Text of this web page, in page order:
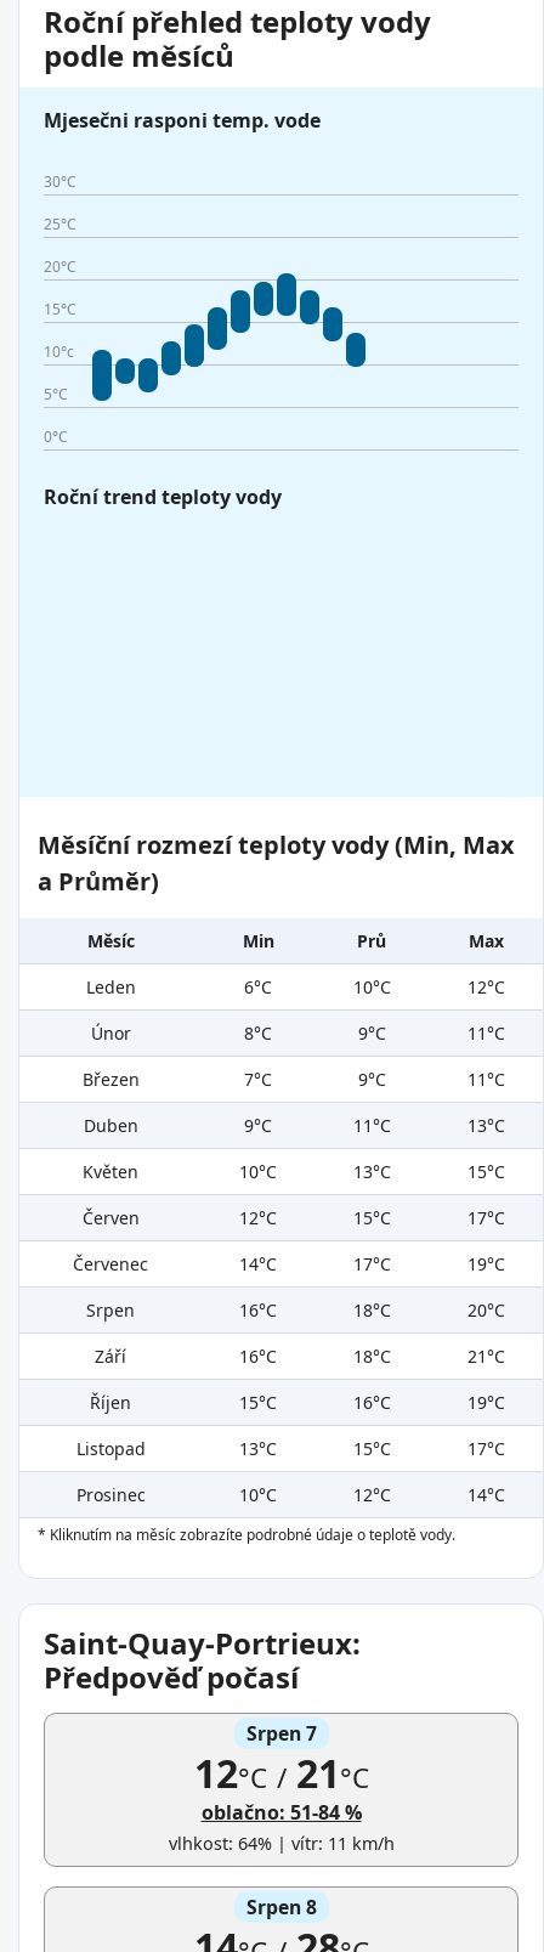
Roční přehled teploty vody
podle měsíců
Mjesečni rasponi temp. vode
30°C
25°C
20°C
15°C
10°c
5°C
0°C
Roční trend teploty vody
Měsíční rozmezí teploty vody (Min, Max
a Průměr)
Měsíc Min Prů
Max
Leden
6°C 10°C
12°C
Únor
8°C 9°C
11°C
Březen
7°C 9°C
11°C
Duben
9°C 11°C
13°C
Květen
10°C 13°C
15°C
Červen
12°C 15°C
17°C
Červenec
14°C 17°C
19°C
Srpen
16°C 18°C
20°C
Září
16°C 18°C
21°C
Říjen
15°C 16°C
19°C
Listopad
13°C 15°C
17°C
Prosinec
10°C 12°C 14°C
* Kliknutím na měsíc zobrazíte podrobné údaje o teplotě vody.
Saint-Quay-Portrieux:
Předpověď počasí
Srpen 7
12°C /21°C
oblačno: 51-84 %
vlhkost: 64% | vítr: 11 km/h
Srpen 8